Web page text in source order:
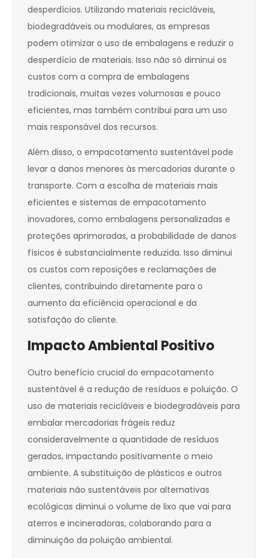
desperdícios. Utilizando materiais recicláveis,
biodegradáveis ou modulares, as empresas
podem otimizar o uso de embalagens e reduzir o
desperdício de materiais. Isso não só diminui os
custos com a compra de embalagens
tradicionais, muitas vezes volumosas e pouco
eficientes, mas também contribui para um uso
mais responsável dos recursos.
Além disso, o empacotamento sustentável pode
levar a danos menores às mercadorias durante o
transporte. Com a escolha de materiais mais
eficientes e sistemas de empacotamento
inovadores, como embalagens personalizadas e
proteções aprimoradas, a probabilidade de danos
físicos é substancialmente reduzida. Isso diminui
os custos com reposições e reclamações de
clientes, contribuindo diretamente para o
aumento da eficiência operacional e da
satisfação do cliente.
Impacto Ambiental Positivo
Outro benefício crucial do empacotamento
sustentável é a redução de resíduos e poluição. O
uso de materiais recicláveis e biodegradáveis para
embalar mercadorias frágeis reduz
consideravelmente a quantidade de resíduos
gerados, impactando positivamente o meio
ambiente. A substituição de plásticos e outros
materiais não sustentáveis por alternativas
ecológicas diminui o volume de lixo que vai para
aterros e incineradoras, colaborando para a
diminuição da poluição ambiental.